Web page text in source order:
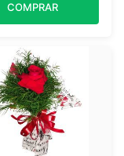
COMPRAR